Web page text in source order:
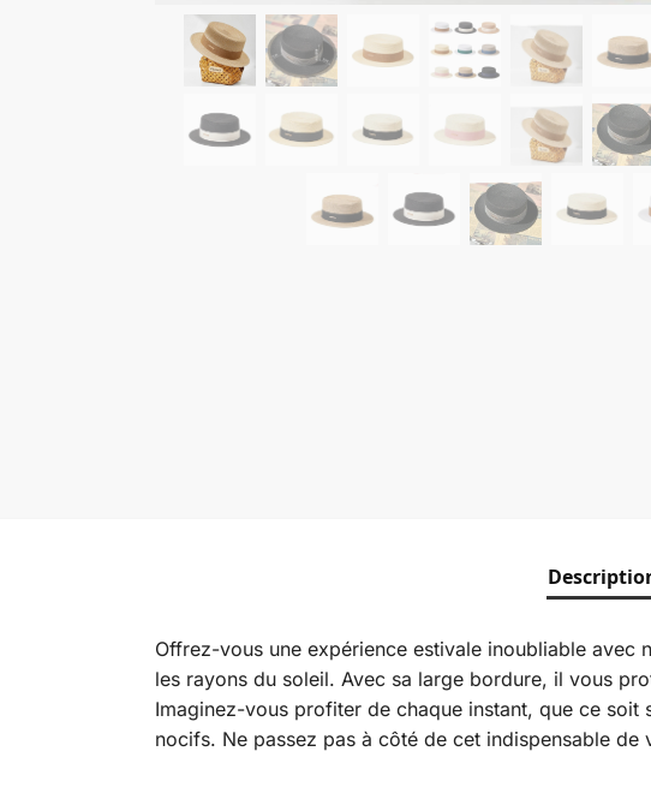
Offrez-vous une expérience estivale inoubliable avec
les rayons du soleil. Avec sa large bordure, il vous
Imaginez-vous profiter de chaque instant, que ce soit
nocifs. Ne passez pas à côté de cet indispensable